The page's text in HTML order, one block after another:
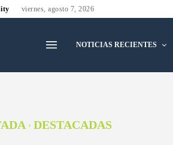
viernes, agosto 7, 2026
NOTICIAS RECIENTES
DESTACADAS